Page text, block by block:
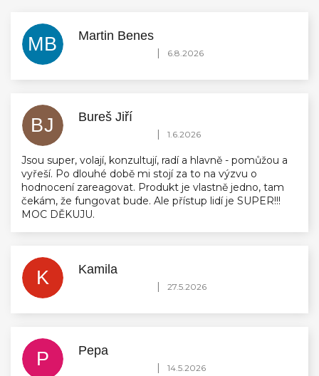
MB Martin Benes
Hodnocení obchodu je 5 z 5 hvězdiček.
6.8.2026
BJ Bureš Jiří
Hodnocení obchodu je 5 z 5 hvězdiček.
1.6.2026
Jsou super, volají, konzultují, radí a hlavně - pomůžou a
vyřeší. Po dlouhé době mi stojí za to na výzvu o
hodnocení zareagovat. Produkt je vlastně jedno, tam
čekám, že fungovat bude. Ale přístup lidí je SUPER!!!
MOC DĚKUJU.
K Kamila
Hodnocení obchodu je 5 z 5 hvězdiček.
27.5.2026
P Pepa
Hodnocení obchodu je 5 z 5 hvězdiček.
14.5.2026